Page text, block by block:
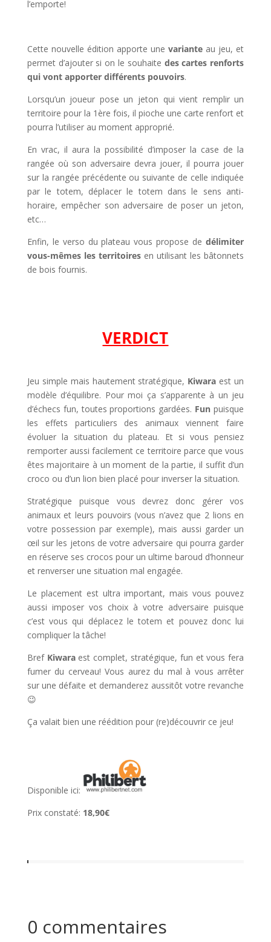
l’emporte!
Cette nouvelle édition apporte unevariante au jeu, et
permet d’ajouter si on le souhaite des cartes renforts
qui vont apporter différents pouvoirs.
Lorsqu’un joueur pose un jeton qui vient remplir un
territoire pour la 1ère fois, il pioche une carte renfort et
pourra l’utiliser au moment approprié.
En vrac, il aura la possibilité d’imposer la case de la
rangée où son adversaire devra jouer, il pourra jouer
sur la rangée précédente ou suivante de celle indiquée
par le totem, déplacer le totem dans le sens anti-
horaire, empêcher son adversaire de poser un jeton,
etc…
Enfin, le verso du plateau vous propose dedélimiter
vous-mêmes les territoiresen utilisant les bâtonnets
de bois fournis.
VERDICT
Jeu simple mais hautement stratégique, Kiwara est un
modèle d’équilibre. Pour moi ça s’apparente à un jeu
d’échecs fun, toutes proportions gardées. Fun puisque
les effets particuliers des animaux viennent faire
évoluer la situation du plateau. Et si vous pensiez
remporter aussi facilement ce territoire parce que vous
êtes majoritaire à un moment de la partie, il suffit d’un
croco ou d’un lion bien placé pour inverser la situation.
Stratégique puisque vous devrez donc gérer vos
animaux et leurs pouvoirs (vous n’avez que 2 lions en
votre possession par exemple), mais aussi garder un
œil sur les jetons de votre adversaire qui pourra garder
en réserve ses crocos pour un ultime baroud d’honneur
et renverser une situation mal engagée.
Le placement est ultra important, mais vous pouvez
aussi imposer vos choix à votre adversaire puisque
c’est vous qui déplacez le totem et pouvez donc lui
compliquer la tâche!
Bref Kiwaraest complet, stratégique, fun et vous fera
fumer du cerveau! Vous aurez du mal à vous arrêter
sur une défaite et demanderez aussitôt votre revanche
😉
Ça valait bien une réédition pour (re)découvrir ce jeu!
Disponible ici:
Prix constaté: 18,90€
0 commentaires